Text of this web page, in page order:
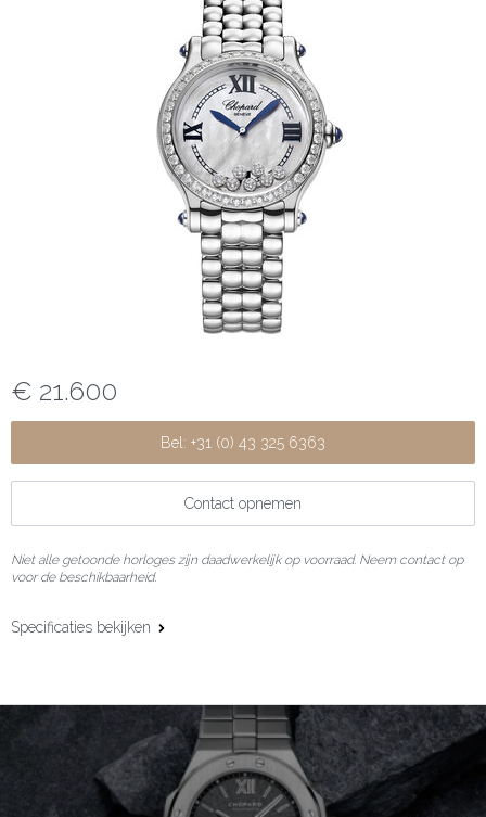
€ 21.600
Bel: +31 (0) 43 325 6363
Contact opnemen
Niet alle getoonde horloges zijn daadwerkelijk op voorraad. Neem contact op
voor de beschikbaarheid.
Specificaties bekijken
Automaat
Gangreserve:
42 uur
Kastmateriaal:
Staal
Lunette:
Staal met diamant